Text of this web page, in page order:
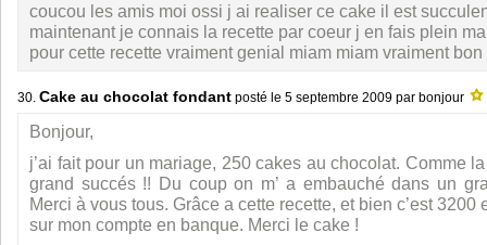
coucou les amis moi ossi j ai realiser ce cake il est
maintenant je connais la recette par coeur j en fais plein
pour cette recette vraiment genial miam miam vraiment bon
30. Cake au chocolat fondant posté le 5 septembre 2009 par bonjour
Bonjour,
j’ai fait pour un mariage, 250 cakes au chocolat. Comme
grand succés !! Du coup on m’ a embauché dans un
Merci à vous tous. Grâce a cette recette, et bien c’est 3200
sur mon compte en banque. Merci le cake !